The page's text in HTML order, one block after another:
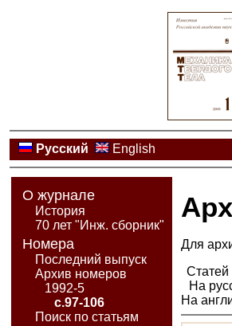
Русский English
О журнале
История
70 лет "Инж. сборник"
Номера
Последний выпуск
Архив номеров
1992-5
с.97-106
Поиск по статьям
Для
Статей
На
На